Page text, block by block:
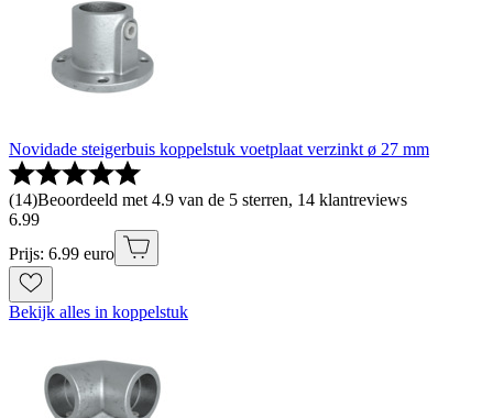
Novidade steigerbuis koppelstuk voetplaat verzinkt ø 27 mm
(14)Beoordeeld met 4.9 van de 5 sterren, 14 klantreviews
6.99
Prijs: 6.99 euro
Bekijk alles in koppelstuk